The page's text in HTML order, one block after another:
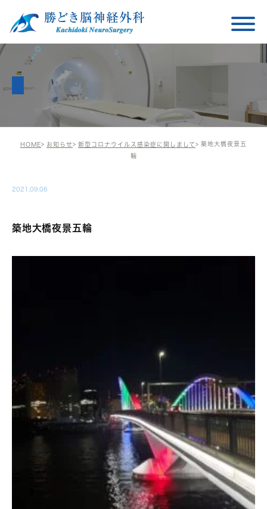
HOME お知らせ 新型コロナウイルス感染症に関しまして
築地大橋夜景五
輪
2021.09.06
築地大橋夜景五輪